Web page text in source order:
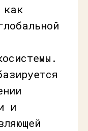
как
и